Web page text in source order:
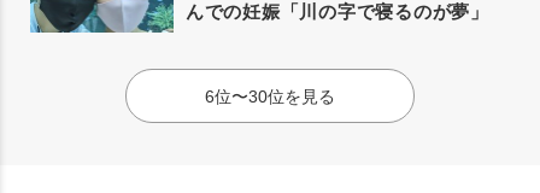
んでの妊娠「川の字で寝るのが夢」
6位〜30位を見る